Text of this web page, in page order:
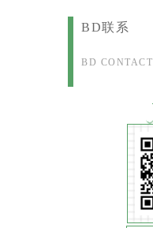
登录
BD联系
BD CONTACT